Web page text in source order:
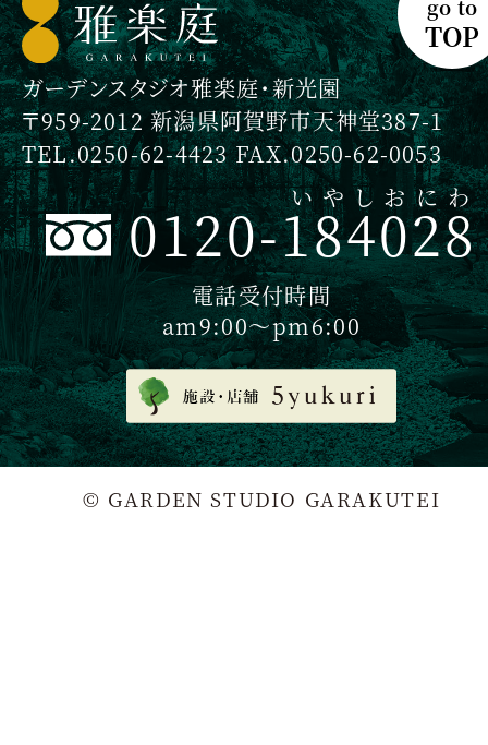
ガーデンスタジオ雅楽庭・新光園
〒959-2012 新潟県阿賀野市天神堂387-1
TEL.0250-62-4423 FAX.0250-62-0053
0120-184028
いやしおにわ
電話受付時間
am9:00〜pm6:00
go to
TOP
© GARDEN STUDIO GARAKUTEI